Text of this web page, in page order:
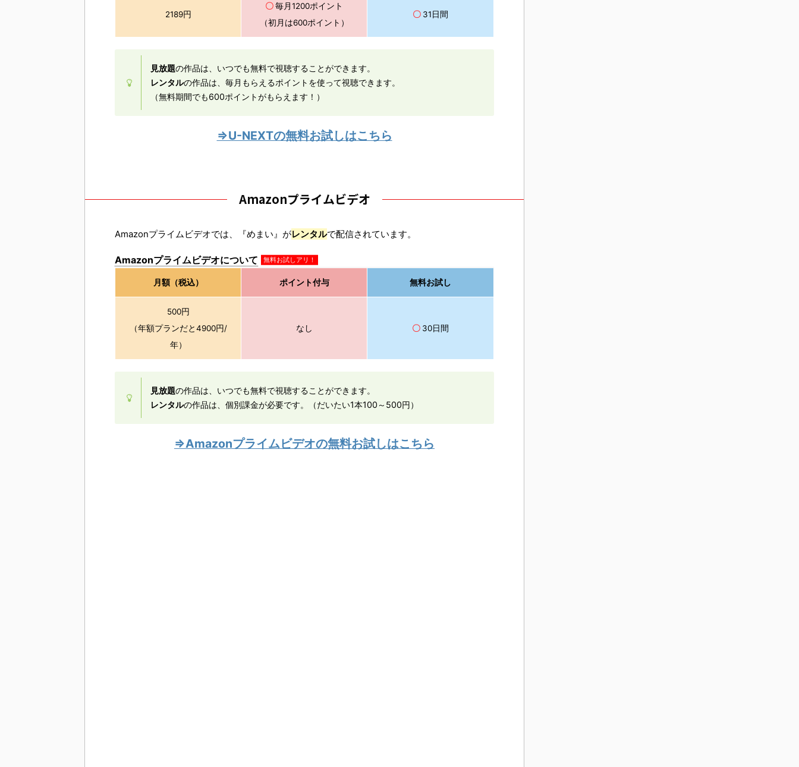
2189円
〇毎月1200ポイント
（初月は600ポイント）
〇 31日間
見放題の作品は、いつでも無料で視聴することができます。
レンタルの作品は、毎月もらえるポイントを使って視聴できます。
（無料期間でも600ポイントがもらえます！）
⇒U-NEXTの無料お試しはこちら
Amazonプライムビデオ
Amazonプライムビデオでは、『めまい』がレンタルで配信されています。
Amazonプライムビデオについて 無料お試しアリ！
月額（税込） ポイント付与 無料お試し
500円
（年額プランだと4900円/
年）
なし 〇 30日間
見放題の作品は、いつでも無料で視聴することができます。
レンタルの作品は、個別課金が必要です。（だいたい1本100～500円）
⇒Amazonプライムビデオの無料お試しはこちら